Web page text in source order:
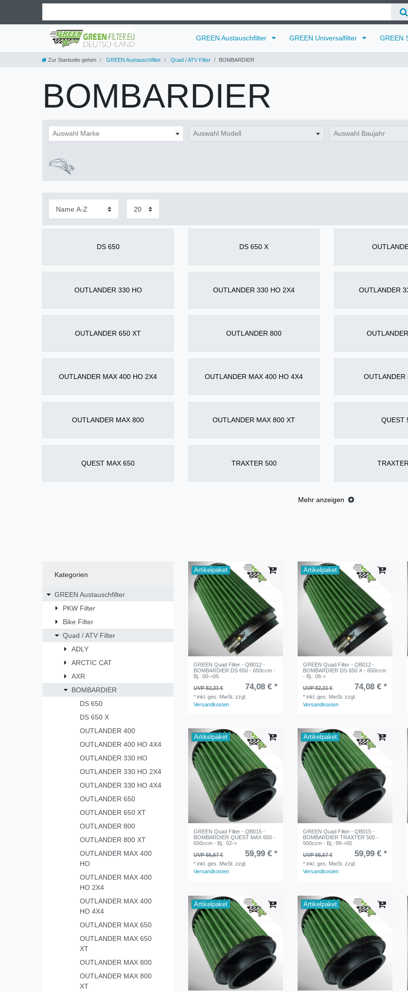
GREEN Austauschfilter GREEN Universalfilter GREEN
Zur Startseite gehen GREEN Austauschfilter Quad / ATV Filter BOMBARDIER
BOMBARDIER
Auswahl Marke Auswahl Modell Auswahl Baujahr
DS 650 DS 650 X
OUTLANDER 330 HO OUTLANDER 330 HO 2X4 OUTLANDER
OUTLANDER 650 XT OUTLANDER 800
OUTLANDER MAX 400 HO 2X4 OUTLANDER MAX 400 HO 4X4 OUTLANDER
OUTLANDER MAX 800 OUTLANDER MAX 800 XT QUEST
QUEST MAX 650 TRAXTER 500
Mehr anzeigen
Kategorien
GREEN Austauschfilter
PKW Filter
Bike Filter
Quad / ATV Filter
ADLY
ARCTIC CAT
AXR
BOMBARDIER
DS 650
DS 650 X
OUTLANDER 400
OUTLANDER 400 HO 4X4
OUTLANDER 330 HO
OUTLANDER 330 HO 2X4
OUTLANDER 330 HO 4X4
OUTLANDER 650
OUTLANDER 650 XT
OUTLANDER 800
OUTLANDER 800 XT
OUTLANDER MAX 400
HO
OUTLANDER MAX 400
HO 2X4
OUTLANDER MAX 400
HO 4X4
OUTLANDER MAX 650
OUTLANDER MAX 650
XT
OUTLANDER MAX 800
OUTLANDER MAX 800
XT
Artikelpaket
GREEN Quad Filter - QB012 -
BOMBARDIER DS 650 - 650ccm -
Bj.: 00->05
UVP 82,31 €
74,08 € *
*inkl. ges. MwSt. zzgl.
Versandkosten
Artikelpaket
GREEN Quad Filter - QB012 -
BOMBARDIER DS 650 X - 650ccm
- Bj.: 06->
UVP 82,31 €
74,08 € *
*inkl. ges. MwSt. zzgl.
Versandkosten
Artikelpaket
GREEN Quad Filter - QB015 -
BOMBARDIER QUEST MAX 650 -
650ccm - Bj.: 02->
UVP 66,67 €
59,99 € *
*inkl. ges. MwSt. zzgl.
Versandkosten
Artikelpaket
GREEN Quad Filter - QB015 -
BOMBARDIER TRAXTER 500 -
500ccm - Bj.: 99->05
UVP 66,67 €
59,99 € *
*inkl. ges. MwSt. zzgl.
Versandkosten
Artikelpaket Artikelpaket